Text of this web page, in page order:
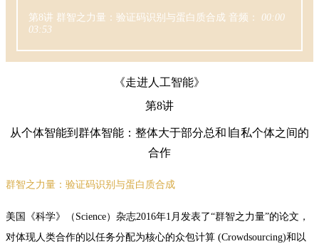
第8讲 群智之力量：验证码识别与蛋白质合成 音频：
00:00
03:53
《走进人工智能》
第8讲
从个体智能到群体智能：整体大于部分总和∣自私个体之间的
合作
群智之力量：验证码识别与蛋白质合成
美国《科学》（Science）杂志2016年1月发表了“群智之力量”的论文，
对体现人类合作的以任务分配为核心的众包计算 (Crowdsourcing)和以